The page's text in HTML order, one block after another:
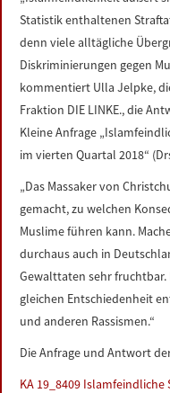
LINKS
IMPRESSUM
Statistik enthaltenen
denn viele alltägliche
Diskriminierungen gegen
kommentiert Ulla Jelpke,
Fraktion DIE LINKE., die
Kleine Anfrage
im vierten Quartal 2018“
„Das Massaker von
gemacht, zu welchen
Muslime führen kann.
durchaus auch in
Gewalttaten sehr fruchtbar.
gleichen Entschiedenheit
und anderen Rassismen.“
Die Anfrage und Antwort
KA 19_8409 Islamfeindliche